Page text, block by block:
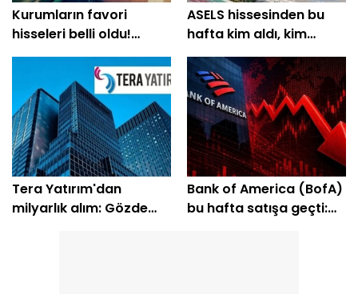
Kurumların favori
hisseleri belli oldu!
Yüzde 200'e yakın getiri
ASELS hissesinden bu
hafta kim aldı, kim
sattı?
Tera Yatırım'dan
milyarlık alım: Gözde
Bank of America (BofA)
bu hafta satışa geçti: